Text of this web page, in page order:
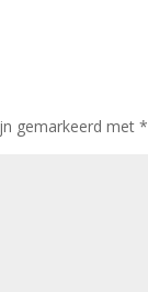
gemarkeerd met*